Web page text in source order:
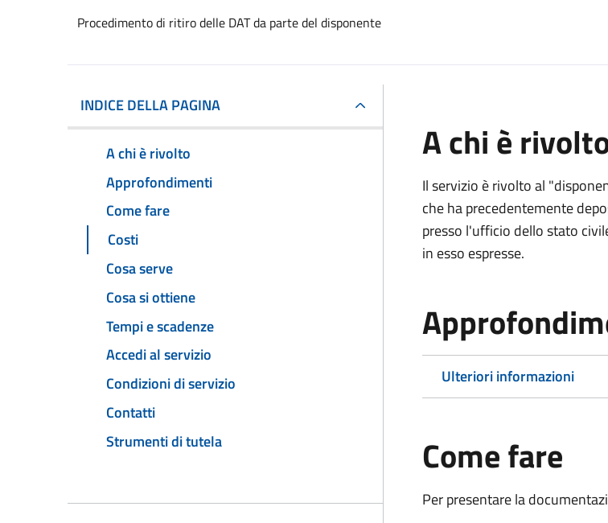
Procedimento di ritiro delle DAT da parte del disponente
INDICE DELLA PAGINA
A chi è rivolto
Approfondimenti
Come fare
Costi
Cosa serve
Cosa si ottiene
Tempi e scadenze
Accedi al servizio
Condizioni di servizio
Contatti
Strumenti di tutela
A chi è
Il servizio è rivolto al
che ha precedentemente
presso l'ufficio dello stato
in esso espresse.
Ulteriori informazioni
Come fare
Per presentare la